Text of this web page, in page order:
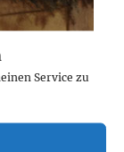
Service zu